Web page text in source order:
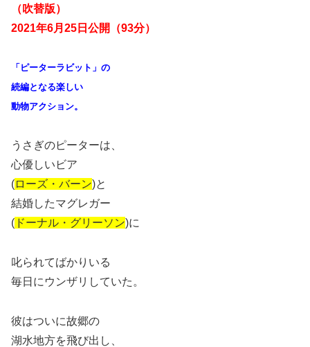
（吹替版）
2021年6月25日公開（93分）
「ピーターラビット」の
続編となる楽しい
動物アクション。
うさぎのピーターは、
心優しいビア
(ローズ・バーン)と
結婚したマグレガー
( ドーナル・グリーソン)に
叱られてばかりいる
毎日にウンザリしていた。
彼はついに故郷の
湖水地方を飛び出し、